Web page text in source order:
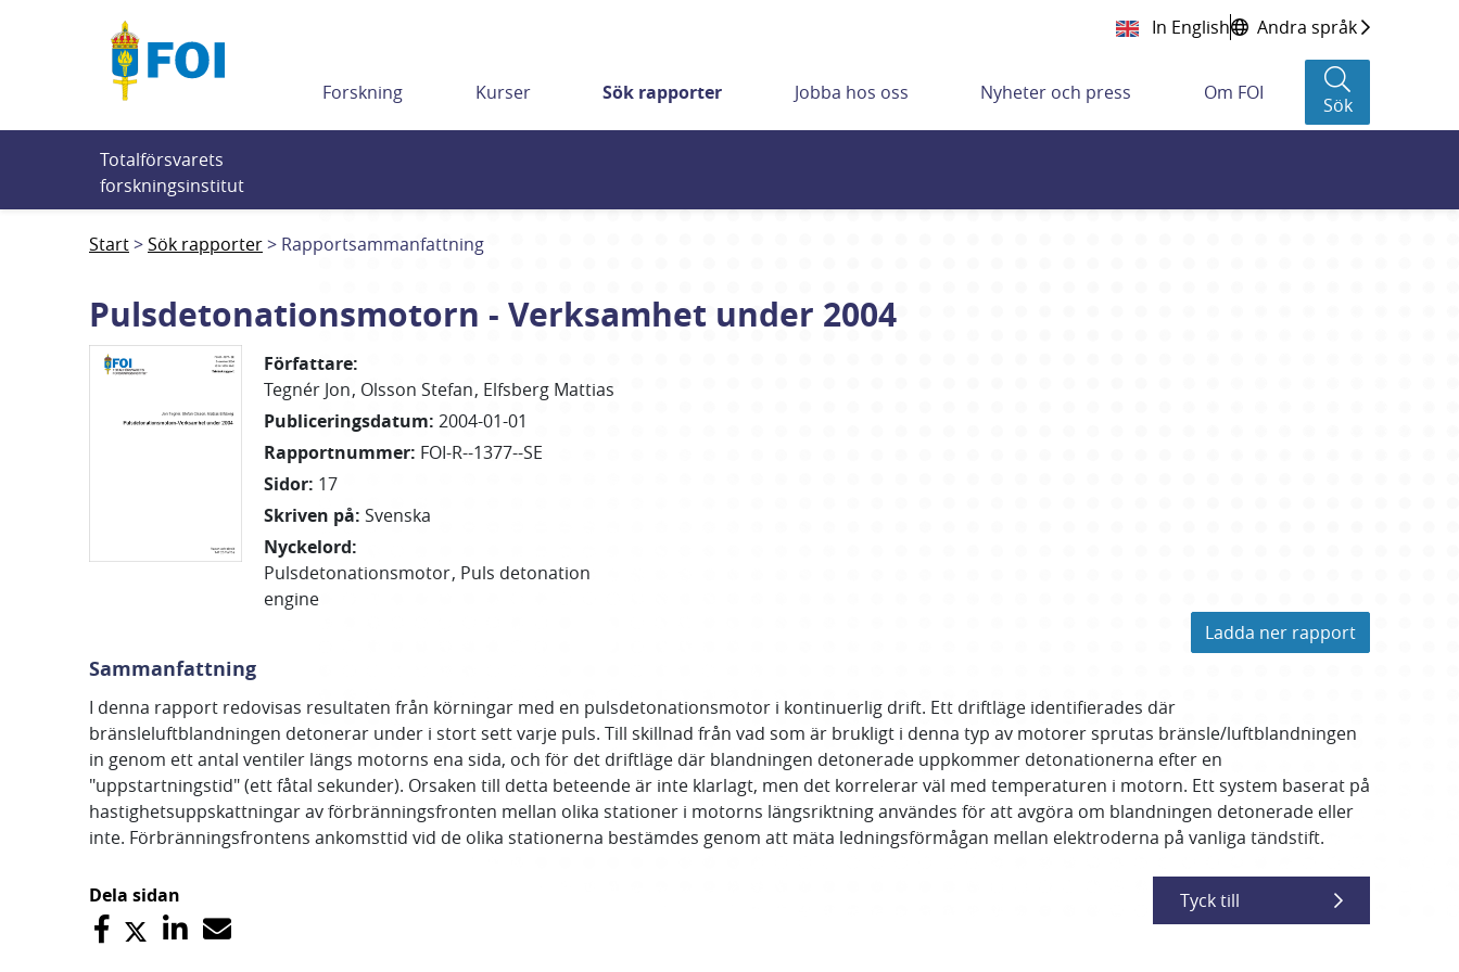
In English Andra språk
Forskning Kurser Sök rapporter Jobba hos oss Nyheter och press Om FOI
Sök
Totalförsvarets
forskningsinstitut
Start Sök rapporter Rapportsammanfattning
Pulsdetonationsmotorn - Verksamhet under 2004
Författare:
Tegnér Jon Olsson Stefan Elfsberg Mattias
Publiceringsdatum: 2004-01-01
Rapportnummer: FOI-R--1377--SE
Sidor: 17
Skriven på: Svenska
Nyckelord:
Pulsdetonationsmotor Puls detonation
engine
Ladda ner rapport
Sammanfattning
I denna rapport redovisas resultaten från körningar med en pulsdetonationsmotor i kontinuerlig drift. Ett driftläge identifierades där
bränsleluftblandningen detonerar under i stort sett varje puls. Till skillnad från vad som är brukligt i denna typ av motorer sprutas bränsle/luftblandningen
in genom ett antal ventiler längs motorns ena sida, och för det driftläge där blandningen detonerade uppkommer detonationerna efter en
"uppstartningstid" (ett fåtal sekunder). Orsaken till detta beteende är inte klarlagt, men det korrelerar väl med temperaturen i motorn. Ett system baserat på
hastighetsuppskattningar av förbränningsfronten mellan olika stationer i motorns längsriktning användes för att avgöra om blandningen detonerade eller
inte. Förbränningsfrontens ankomsttid vid de olika stationerna bestämdes genom att mäta ledningsförmågan mellan elektroderna på vanliga tändstift.
Dela sidan Tyck till